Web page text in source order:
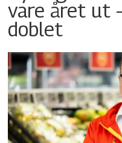
vare året ut
doblet